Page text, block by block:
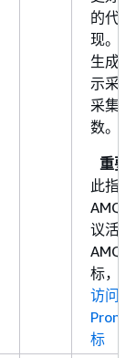
的代
现。
生成
示采
采集
数。
重要
此指
议活
AMQP
标，
访问
标